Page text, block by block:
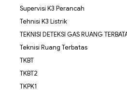
Supervisi K3 Perancah
Tehnisi K3 Listrik
TEKNISI DETEKSI GAS RUANG
Teknisi Ruang Terbatas
TKBT
TKBT2
TKPK1